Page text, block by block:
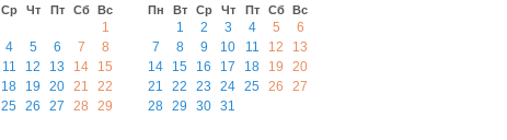
Ср Чт Пт Сб Вс
1
4 5 6 7
8
11 12 13 14
15
18 19 20 21
22
25 26 27 28
29
Пн Вт Ср Чт Пт Сб Вс
1 2 3 4 5
6
7
8 9 10 11 12
13
14
15 16 17 18 19
20
21
22 23 24 25 26
27
28 29 30 31